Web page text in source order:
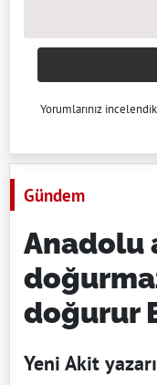
Yorumlarınız
Gündem
Anadolu
doğurur
Yeni Akit